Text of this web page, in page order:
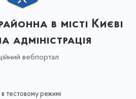
в місті Києві
адміністрація
вебпортал
тестовому режимі